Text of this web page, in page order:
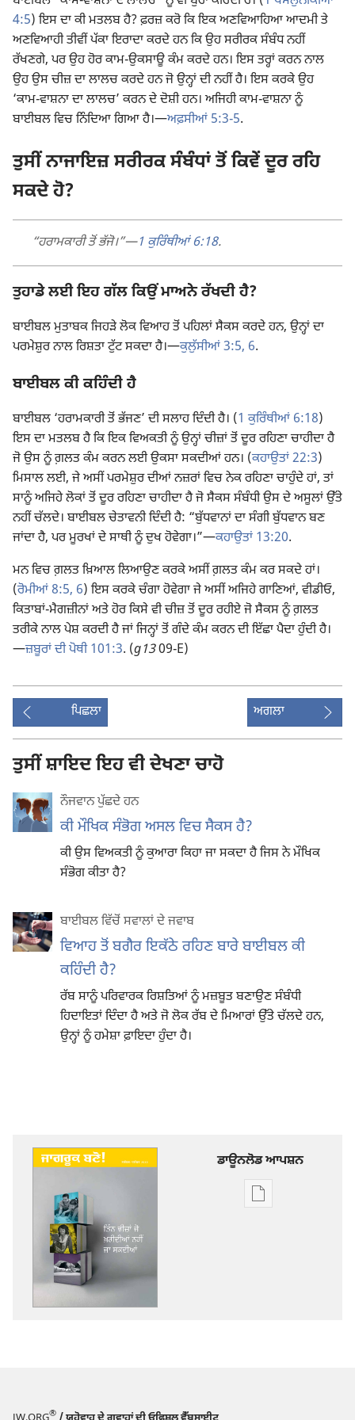
4:5) ਇਸ ਦਾ ਕੀ ਮਤਲਬ ਹੈ? ਫ਼ਰਜ਼ ਕਰੋ ਕਿ ਇਕ ਅਣਵਿਆਹਿਆ ਆਦਮੀ ਤੇ
ਅਣਵਿਆਹੀ ਤੀਵੀਂ ਪੱਕਾ ਇਰਾਦਾ ਕਰਦੇ ਹਨ ਕਿ ਉਹ ਸਰੀਰਕ ਸੰਬੰਧ ਨਹੀਂ
ਰੱਖਣਗੇ, ਪਰ ਉਹ ਹੋਰ ਕਾਮ-ਉਕਸਾਊ ਕੰਮ ਕਰਦੇ ਹਨ। ਇਸ ਤਰ੍ਹਾਂ ਕਰਨ ਨਾਲ
ਉਹ ਉਸ ਚੀਜ਼ ਦਾ ਲਾਲਚ ਕਰਦੇ ਹਨ ਜੋ ਉਨ੍ਹਾਂ ਦੀ ਨਹੀਂ ਹੈ। ਇਸ ਕਰਕੇ ਉਹ
‘ਕਾਮ-ਵਾਸ਼ਨਾ ਦਾ ਲਾਲਚ’ ਕਰਨ ਦੇ ਦੋਸ਼ੀ ਹਨ। ਅਜਿਹੀ ਕਾਮ-ਵਾਸ਼ਨਾ ਨੂੰ
ਬਾਈਬਲ ਵਿਚ ਨਿੰਦਿਆ ਗਿਆ ਹੈ।​—ਅਫ਼ਸੀਆਂ 5:3-5.
ਤੁਸੀਂ ਨਾਜਾਇਜ਼ ਸਰੀਰਕ ਸੰਬੰਧਾਂ ਤੋਂ ਕਿਵੇਂ ਦੂਰ ਰਹਿ
ਸਕਦੇ ਹੋ?
“ਹਰਾਮਕਾਰੀ ਤੋਂ ਭੱਜੋ।”​—1 ਕੁਰਿੰਥੀਆਂ 6:18.
ਤੁਹਾਡੇ ਲਈ ਇਹ ਗੱਲ ਕਿਉਂ ਮਾਅਨੇ ਰੱਖਦੀ ਹੈ?
ਬਾਈਬਲ ਮੁਤਾਬਕ ਜਿਹੜੇ ਲੋਕ ਵਿਆਹ ਤੋਂ ਪਹਿਲਾਂ ਸੈਕਸ ਕਰਦੇ ਹਨ, ਉਨ੍ਹਾਂ ਦਾ
ਪਰਮੇਸ਼ੁਰ ਨਾਲ ਰਿਸ਼ਤਾ ਟੁੱਟ ਸਕਦਾ ਹੈ।​—ਕੁਲੁੱਸੀਆਂ 3:5, 6.
ਬਾਈਬਲ ਕੀ ਕਹਿੰਦੀ ਹੈ
ਬਾਈਬਲ ‘ਹਰਾਮਕਾਰੀ ਤੋਂ ਭੱਜਣ’ ਦੀ ਸਲਾਹ ਦਿੰਦੀ ਹੈ। (1 ਕੁਰਿੰਥੀਆਂ 6:18)
ਇਸ ਦਾ ਮਤਲਬ ਹੈ ਕਿ ਇਕ ਵਿਅਕਤੀ ਨੂੰ ਉਨ੍ਹਾਂ ਚੀਜ਼ਾਂ ਤੋਂ ਦੂਰ ਰਹਿਣਾ ਚਾਹੀਦਾ ਹੈ
ਜੋ ਉਸ ਨੂੰ ਗ਼ਲਤ ਕੰਮ ਕਰਨ ਲਈ ਉਕਸਾ ਸਕਦੀਆਂ ਹਨ। (ਕਹਾਉਤਾਂ 22:3)
ਮਿਸਾਲ ਲਈ, ਜੇ ਅਸੀਂ ਪਰਮੇਸ਼ੁਰ ਦੀਆਂ ਨਜ਼ਰਾਂ ਵਿਚ ਨੇਕ ਰਹਿਣਾ ਚਾਹੁੰਦੇ ਹਾਂ, ਤਾਂ
ਸਾਨੂੰ ਅਜਿਹੇ ਲੋਕਾਂ ਤੋਂ ਦੂਰ ਰਹਿਣਾ ਚਾਹੀਦਾ ਹੈ ਜੋ ਸੈਕਸ ਸੰਬੰਧੀ ਉਸ ਦੇ ਅਸੂਲਾਂ ਉੱਤੇ
ਨਹੀਂ ਚੱਲਦੇ। ਬਾਈਬਲ ਚੇਤਾਵਨੀ ਦਿੰਦੀ ਹੈ: “ਬੁੱਧਵਾਨਾਂ ਦਾ ਸੰਗੀ ਬੁੱਧਵਾਨ ਬਣ
ਜਾਂਦਾ ਹੈ, ਪਰ ਮੂਰਖਾਂ ਦੇ ਸਾਥੀ ਨੂੰ ਦੁਖ ਹੋਵੇਗਾ।”​—ਕਹਾਉਤਾਂ 13:20.
ਮਨ ਵਿਚ ਗ਼ਲਤ ਖ਼ਿਆਲ ਲਿਆਉਣ ਕਰਕੇ ਅਸੀਂ ਗ਼ਲਤ ਕੰਮ ਕਰ ਸਕਦੇ ਹਾਂ।
(ਰੋਮੀਆਂ 8:5, 6) ਇਸ ਕਰਕੇ ਚੰਗਾ ਹੋਵੇਗਾ ਜੇ ਅਸੀਂ ਅਜਿਹੇ ਗਾਣਿਆਂ, ਵੀਡੀਓ,
ਕਿਤਾਬਾਂ-ਮੈਗਜ਼ੀਨਾਂ ਅਤੇ ਹੋਰ ਕਿਸੇ ਵੀ ਚੀਜ਼ ਤੋਂ ਦੂਰ ਰਹੀਏ ਜੋ ਸੈਕਸ ਨੂੰ ਗ਼ਲਤ
ਤਰੀਕੇ ਨਾਲ ਪੇਸ਼ ਕਰਦੀ ਹੈ ਜਾਂ ਜਿਨ੍ਹਾਂ ਤੋਂ ਗੰਦੇ ਕੰਮ ਕਰਨ ਦੀ ਇੱਛਾ ਪੈਦਾ ਹੁੰਦੀ ਹੈ।​
—ਜ਼ਬੂਰਾਂ ਦੀ ਪੋਥੀ 101:3. (g1309-E)
ਪਿਛਲਾ ਅਗਲਾ
ਤੁਸੀਂ ਸ਼ਾਇਦ ਇਹ ਵੀ ਦੇਖਣਾ ਚਾਹੋ
ਨੌਜਵਾਨ ਪੁੱਛਦੇ ਹਨ
ਕੀ ਮੌਖਿਕ ਸੰਭੋਗ ਅਸਲ ਵਿਚ ਸੈਕਸ ਹੈ?
ਕੀ ਉਸ ਵਿਅਕਤੀ ਨੂੰ ਕੁਆਰਾ ਕਿਹਾ ਜਾ ਸਕਦਾ ਹੈ ਜਿਸ ਨੇ ਮੌਖਿਕ
ਸੰਭੋਗ ਕੀਤਾ ਹੈ?
ਬਾਈਬਲ ਵਿੱਚੋਂ ਸਵਾਲਾਂ ਦੇ ਜਵਾਬ
ਵਿਆਹ ਤੋਂ ਬਗੈਰ ਇਕੱਠੇ ਰਹਿਣ ਬਾਰੇ ਬਾਈਬਲ ਕੀ
ਕਹਿੰਦੀ ਹੈ?
ਰੱਬ ਸਾਨੂੰ ਪਰਿਵਾਰਕ ਰਿਸ਼ਤਿਆਂ ਨੂੰ ਮਜ਼ਬੂਤ ਬਣਾਉਣ ਸੰਬੰਧੀ
ਹਿਦਾਇਤਾਂ ਦਿੰਦਾ ਹੈ ਅਤੇ ਜੋ ਲੋਕ ਰੱਬ ਦੇ ਮਿਆਰਾਂ ਉੱਤੇ ਚੱਲਦੇ ਹਨ,
ਉਨ੍ਹਾਂ ਨੂੰ ਹਮੇਸ਼ਾ ਫ਼ਾਇਦਾ ਹੁੰਦਾ ਹੈ।
ਡਾਊਨਲੋਡ ਆਪਸ਼ਨ
ਡਿਜੀਟਲ
®